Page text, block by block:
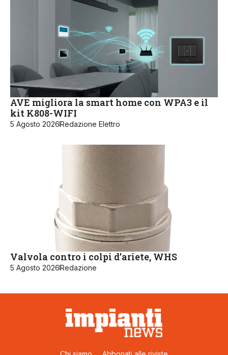
AVE migliora la smart home con WPA3 e il
kit K808-WIFI
5 Agosto 2026Redazione Elettro
Valvola contro i colpi d’ariete, WHS
5 Agosto 2026Redazione